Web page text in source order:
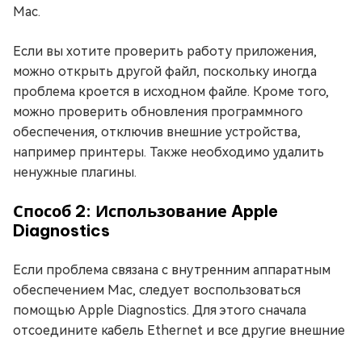
Mac.
Если вы хотите проверить работу приложения,
можно открыть другой файл, поскольку иногда
проблема кроется в исходном файле. Кроме того,
можно проверить обновления программного
обеспечения, отключив внешние устройства,
например принтеры. Также необходимо удалить
ненужные плагины.
Способ 2: Использование Apple
Diagnostics
Если проблема связана с внутренним аппаратным
обеспечением Mac, следует воспользоваться
помощью Apple Diagnostics. Для этого сначала
отсоедините кабель Ethernet и все другие внешние